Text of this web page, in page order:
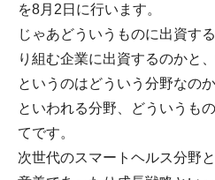
を8月2日に行います。
じゃあどういうものに出資す
り組む企業に出資するのかと
というのはどういう分野なの
といわれる分野、どういうも
てです。
次世代のスマートヘルス分野